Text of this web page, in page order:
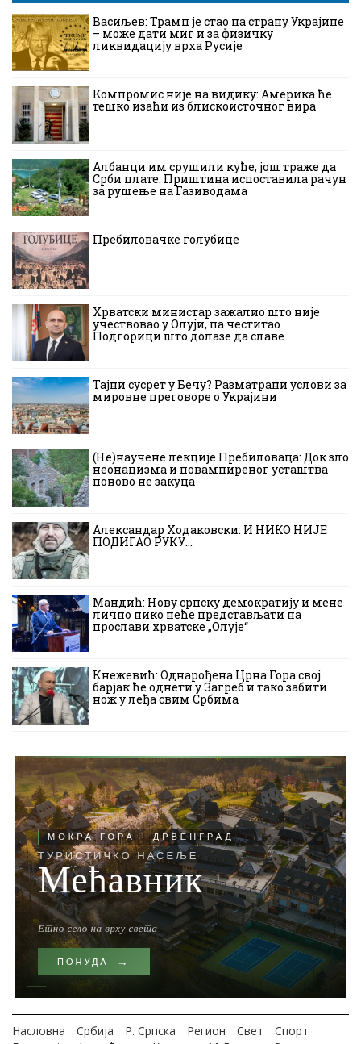
Васиљев: Трамп је стао на страну Украјине
– може дати миг и за физичку
ликвидацију врха Русије
Компромис није на видику: Америка ће
тешко изаћи из блискоисточног вира
Албанци им срушили куће, још траже да
Срби плате: Приштина испоставила рачун
за рушење на Газиводама
Пребиловачке голубице
Хрватски министар зажалио што није
учествовао у Олуји, па честитао
Подгорици што долазе да славе
Тајни сусрет у Бечу? Разматрани услови за
мировне преговоре о Украјини
(Не)научене лекције Пребиловаца: Док зло
неонацизма и повампиреног усташтва
поново не закуца
Александар Ходаковски: И НИКО НИЈЕ
ПОДИГАО РУКУ…
Мандић: Нову српску демократију и мене
лично нико неће представљати на
прослави хрватске „Олује“
Кнежевић: Однарођена Црна Гора свој
барјак ће однети у Загреб и тако забити
нож у леђа свим Србима
Насловна Србија Р. Српска Регион Свет
Спорт